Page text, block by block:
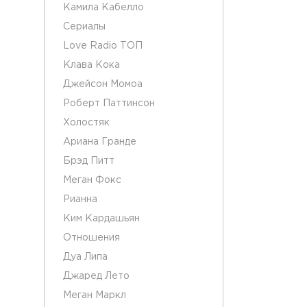
Камила Кабелло
Сериалы
Love Radio ТОП
Клава Кока
Джейсон Момоа
Роберт Паттинсон
Холостяк
Ариана Гранде
Брэд Питт
Меган Фокс
Рианна
Ким Кардашьян
Отношения
Дуа Липа
Джаред Лето
Меган Маркл